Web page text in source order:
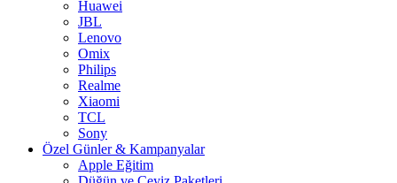
Huawei
JBL
Lenovo
Omix
Philips
Realme
Xiaomi
TCL
Sony
Özel Günler & Kampanyalar
Apple Eğitim